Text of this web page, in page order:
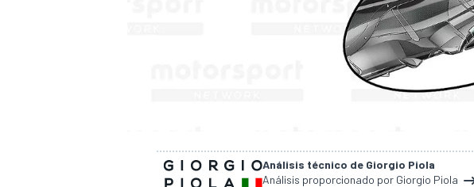
Análisis técnico de Giorgio Piola
Análisis proporcionado por Giorgio Piola